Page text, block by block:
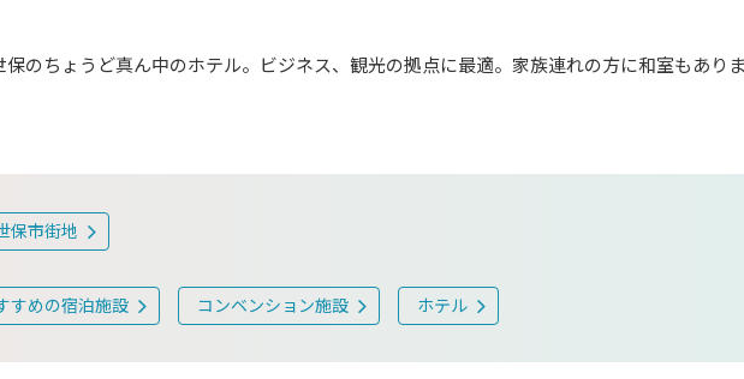
保のちょうど真ん中のホテル。ビジネス、観光の拠点に最適。家族連れの方に和室もあり
保市街地
すめの宿泊施設 コンベンション施設 ホテル